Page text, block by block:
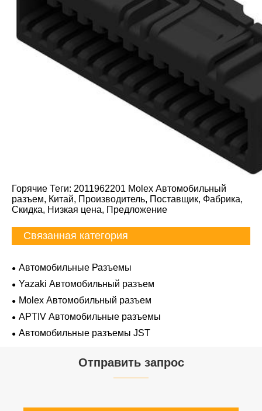
Горячие Теги: 2011962201 Molex Автомобильный
разъем, Китай, Производитель, Поставщик, Фабрика,
Скидка, Низкая цена, Предложение
Связанная категория
Автомобильные Разъемы
Yazaki Автомобильный разъем
Molex Автомобильный разъем
APTIV Автомобильные разъемы
Автомобильные разъемы JST
Отправить запрос